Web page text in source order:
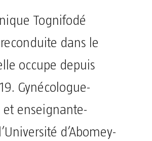
Tognifodé
dans le
occupe depuis
Gynécologue-
enseignante-
d’Abomey-